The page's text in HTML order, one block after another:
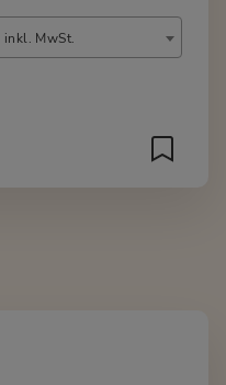
inkl. MwSt.